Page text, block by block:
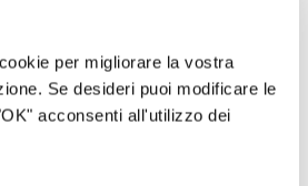
per migliorare la vostra
Se desideri puoi modificare le
acconsenti all'utilizzo dei